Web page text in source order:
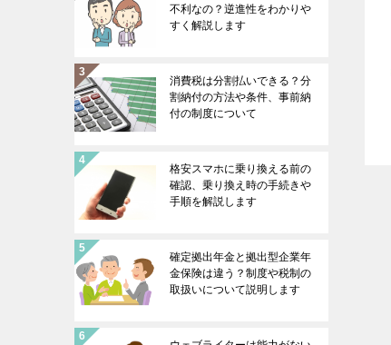
不利なの？逆進性をわかりや
すく解説します
消費税は分割払いできる？分
割納付の方法や条件、事前納
付の制度について
格安スマホに乗り換える前の
確認、乗り換え時の手続きや
手順を解説します
確定拠出年金と拠出型企業年
金保険は違う？制度や税制の
取扱いについて説明します